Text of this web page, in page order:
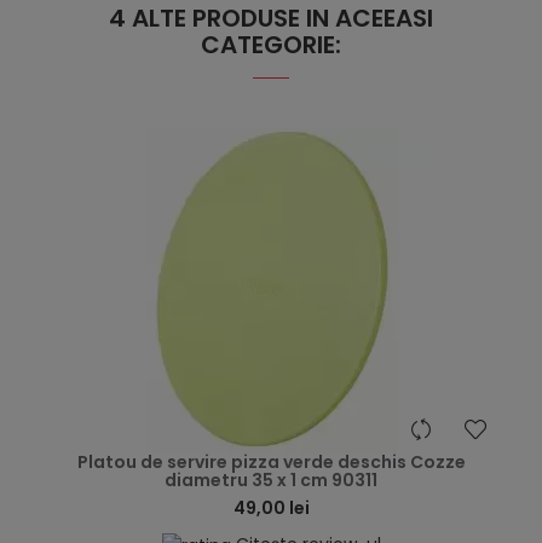
4 ALTE PRODUSE IN ACEEASI
CATEGORIE:
Platou de servire pizza verde deschis Cozze
diametru 35 x 1 cm 90311
49,00 lei